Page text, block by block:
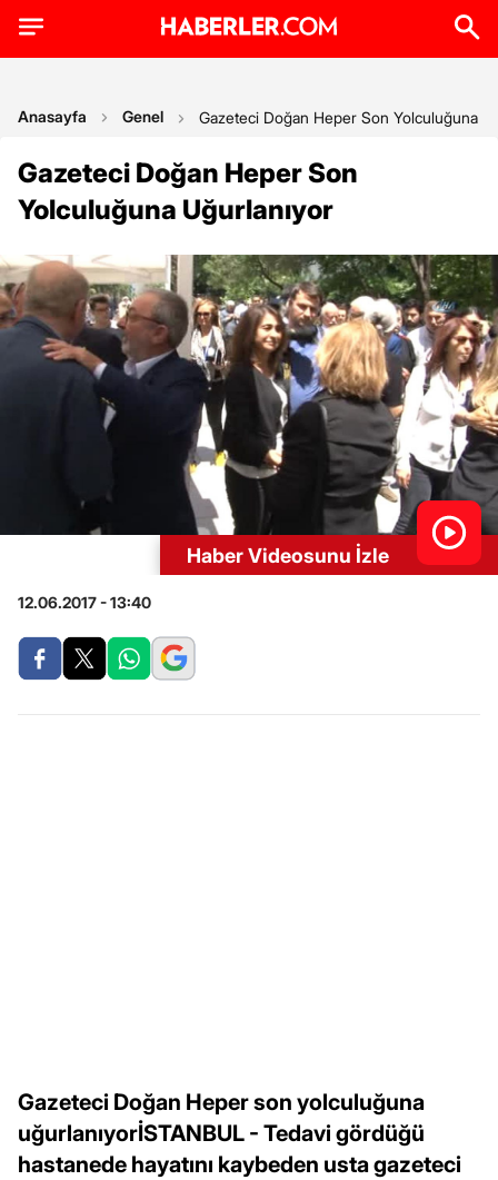
Anasayfa Genel Gazeteci Doğan Heper Son Yolculuğuna
Gazeteci Doğan Heper Son
Yolculuğuna Uğurlanıyor
Haber Videosunu İzle
12.06.2017 - 13:40
Gazeteci Doğan Heper son yolculuğuna
uğurlanıyorİSTANBUL - Tedavi gördüğü
hastanede hayatını kaybeden usta gazeteci